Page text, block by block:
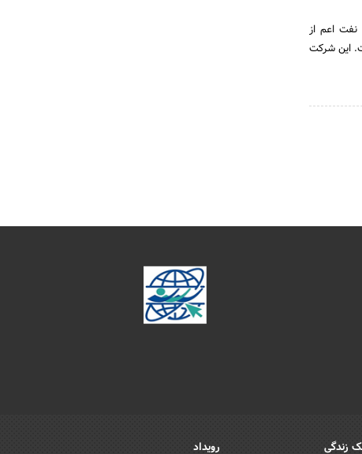
نفت اعم از
این شرکت
زندگی رویداد